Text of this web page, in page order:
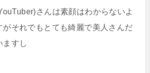
さんは素顔はわからないよ
がそれでもとても綺麗で美人さんだ
ますし